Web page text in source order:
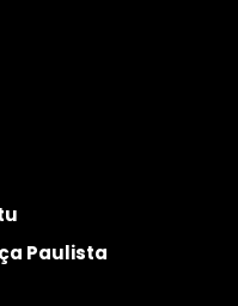
Paulista